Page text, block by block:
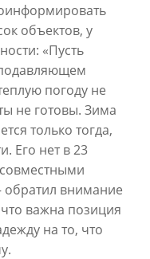
объектов, у
«Пусть
погоду не
не готовы. Зима
только тогда,
Его нет в 23
внимание
важна позиция
на то, что